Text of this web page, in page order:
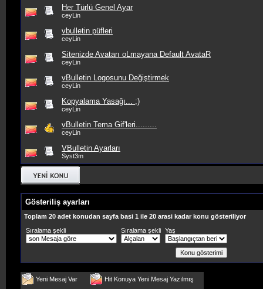
Her Türlü Genel Ayar
ceyLin
vbulletin püfleri
ceyLin
Sitenizde Avatarı oLmayana Default AvataR
ceyLin
vBulletin Logosunu Değiştirmek
ceyLin
Kopyalama Yasağı... ;)
ceyLin
vBulletin Tema Gif'leri.........
ceyLin
VBulletin Ayarları
Syst3m
Gösteriliş ayarları
Toplam 20 adet konudan sayfa basi 1 ile 20 arasi kadar konu gösteriliyor
Sıralama şekli
Sıralama şekli Yaş
Yeni Mesaj Var
Hit Konuya Yeni Mesaj Yazılmış